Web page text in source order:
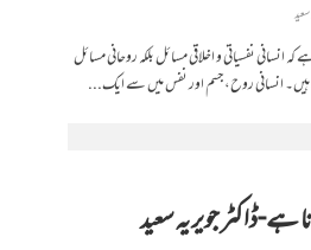
نفسیاتی و اخلاقی مسائل بلکہ روحانی مسائل
انسانی روح، جسم اور نفس میں سے ایک...
ہے-ڈاکٹر جویریہ سعید